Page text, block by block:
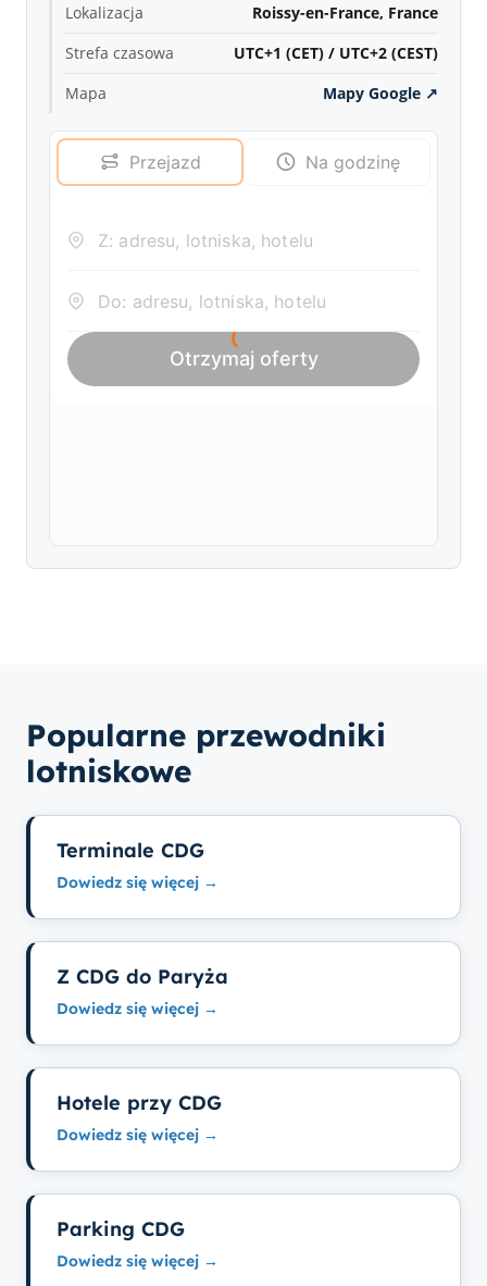
Lokalizacja
Roissy-en-France, France
Strefa czasowa
UTC+1 (CET) / UTC+2 (CEST)
Mapa
Mapy Google ↗
Popularne przewodniki
lotniskowe
Terminale CDG
Dowiedz się więcej →
Z CDG do Paryża
Dowiedz się więcej →
Hotele przy CDG
Dowiedz się więcej →
Parking CDG
Dowiedz się więcej →